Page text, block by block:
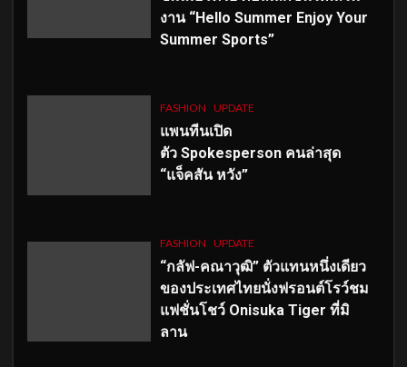
งาน “Hello Summer Enjoy Your
Summer Sports”
FASHION UPDATE
แพนทีนเปิด
ตัว Spokesperson คนล่าสุด
“แจ็คสัน หวัง”
FASHION UPDATE
“กลัฟ-คณาวุฒิ” ตัวแทนหนึ่งเดียว
ของประเทศไทยนั่งฟรอนต์โรว์ชม
แฟชั่นโชว์ Onisuka Tiger ที่มิ
ลาน